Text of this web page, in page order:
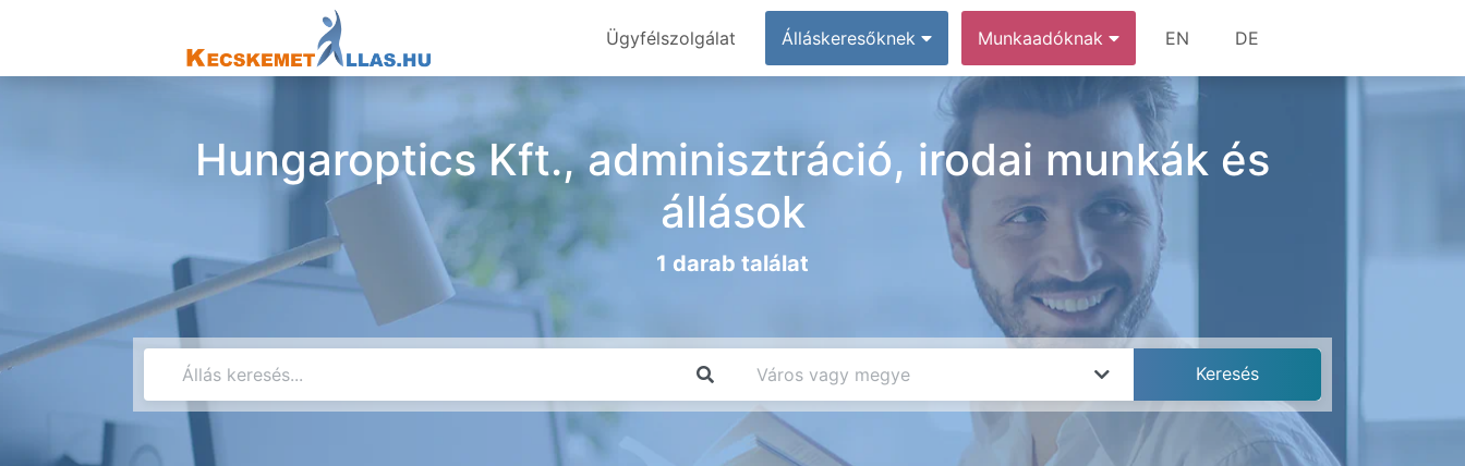
Ügyfélszolgálat Álláskeresőknek Munkaadóknak EN DE
Hungaroptics Kft., adminisztráció, irodai munkák és
állások
1 darab találat